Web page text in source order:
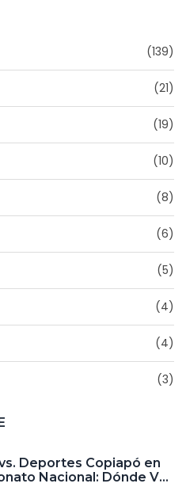
(139)
(21)
(19)
(10)
(8)
(6)
(5)
(4)
(4)
(3)
Deportes Copiapó en
Nacional: Dónde Ver